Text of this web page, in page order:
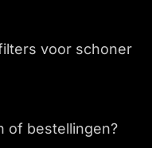
voor schoner
of bestellingen?